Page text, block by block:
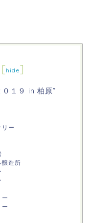
[hide]
１９ in 柏原”
ー
醸造所